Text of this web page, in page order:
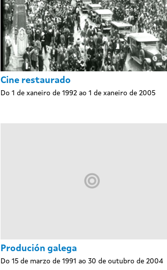
Cine restaurado
Do 1 de xaneiro de 1992 ao 1 de xaneiro de 2005
Produción galega
Do 15 de marzo de 1991 ao 30 de outubro de 2004